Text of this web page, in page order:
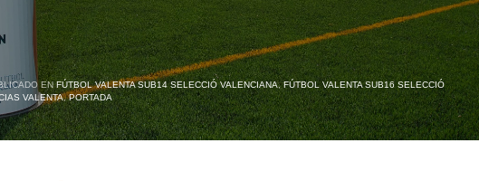
ENFÚTBOL VALENTA SUB14 SELECCIÓ VALENCIANA,FÚTBOL VALENTA SUB16 SELECCIÓ
VALENTA,PORTADA